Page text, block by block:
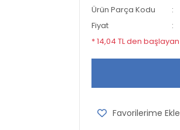
Ürün Parça Kodu
Fiyat
* 14,04 TL den